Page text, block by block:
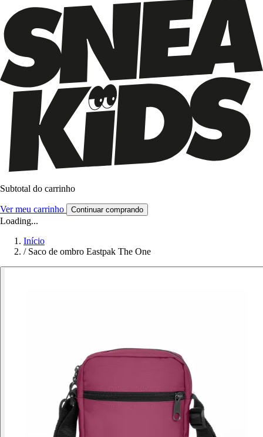
Subtotal do carrinho
Ver meu carrinho Continuar comprando
Loading...
Início
/ Saco de ombro Eastpak The One